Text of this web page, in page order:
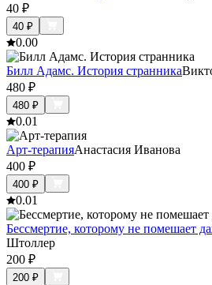
40 ₽
40 ₽
0.00
Билл Адамс. История cтранника
480 ₽
480 ₽
0.01
Арт-терапияАнастасия Иванова
400 ₽
400 ₽
0.01
Бессмертие, которому не помешает
Штоллер
200 ₽
200 ₽